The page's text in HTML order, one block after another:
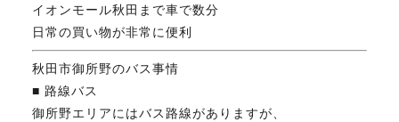
イオンモール秋田まで車で数分
日常の買い物が非常に便利
秋田市御所野のバス事情
■ 路線バス
御所野エリアにはバス路線がありますが、